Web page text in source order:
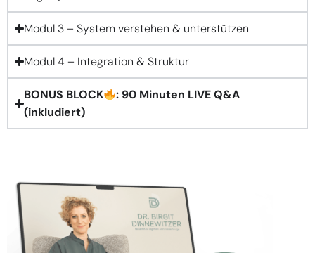
Modul 3 – System verstehen & unterstützen
Modul 4 – Integration & Struktur
BONUS BLOCK
: 90 Minuten LIVE Q&A
(inkludiert)